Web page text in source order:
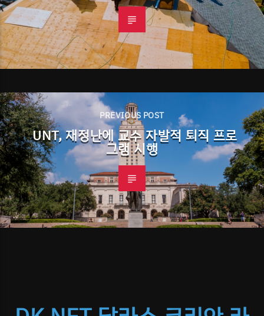
PREVIOUS POST
UNT, 재정난에 교수 자발적 퇴직 프로
그램 시행